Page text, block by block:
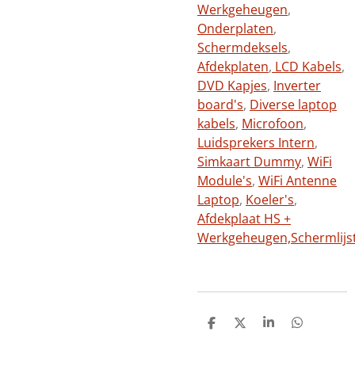
Werkgeheugen,
Onderplaten,
Schermdeksels,
Afdekplaten, LCD Kabels,
DVD Kapjes, Inverter
board's, Diverse laptop
kabels, Microfoon,
Luidsprekers Intern,
Simkaart Dummy, WiFi
Module's, WiFi Antenne
Laptop, Koeler's,
Afdekplaat HS +
Werkgeheugen,
D
D
S
D